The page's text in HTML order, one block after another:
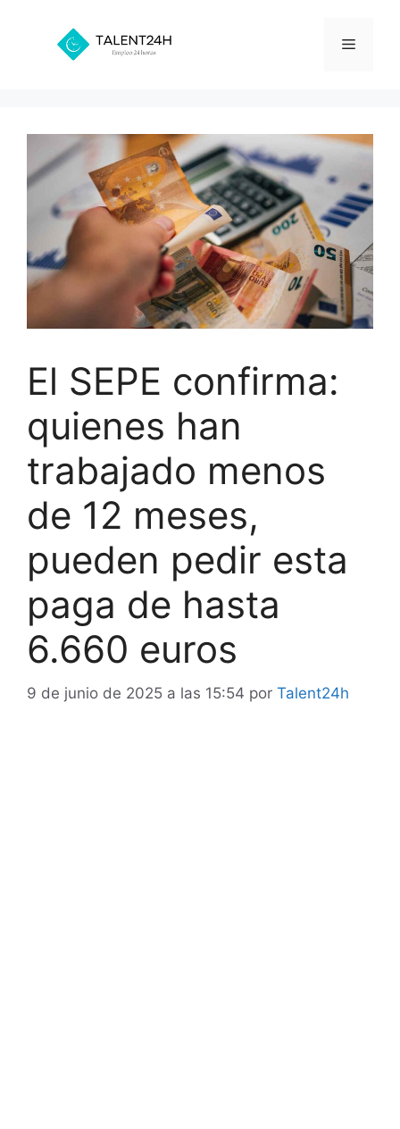
contenido
Menú
El SEPE confirma:
quienes han
trabajado menos
de 12 meses,
pueden pedir esta
paga de hasta
6.660 euros
9 de junio de 2025 a las 15:54 por Talent24h